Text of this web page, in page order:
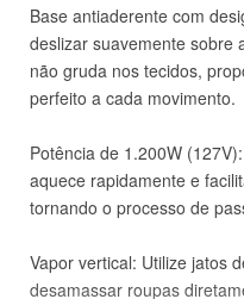
Base antiaderente com
deslizar suavemente sobre
não gruda nos tecidos,
perfeito a cada movimento.
Potência de 1.200W
aquece rapidamente e
tornando o processo de
Vapor vertical: Utilize jatos
desamassar roupas